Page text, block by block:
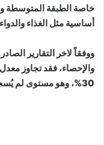
خاصة الطبقة المتوسطة
أساسية مثل الغذاء
ووفقاً لاخر التقارير
والإحصاء، فقد تجاوز
30%، وهو مستوى لم يُسجل منذ سنوات طويلة.